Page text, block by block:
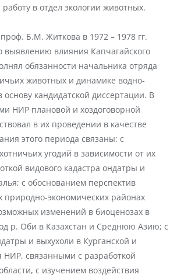
в отдел экологии животных.
Б.М. Житкова в 1972 – 1978 гг.
выявлению влияния Капчагайского
обязанности начальника отряда
животных и динамике водно-
кандидатской диссертации. В
НИР плановой и хоздоговорной
в их проведении в качестве
этого периода связаны: с
угодий в зависимости от их
видового кадастра ондатры и
с обоснованием пеpспектив
пpиpодно-экономических pайонах
изменений в биоценозах в
р. Оби в Казахстан и Среднюю Азию; с
и выхухоли в Курганской и
НИР, связанными с разработкой
с изучением воздействия